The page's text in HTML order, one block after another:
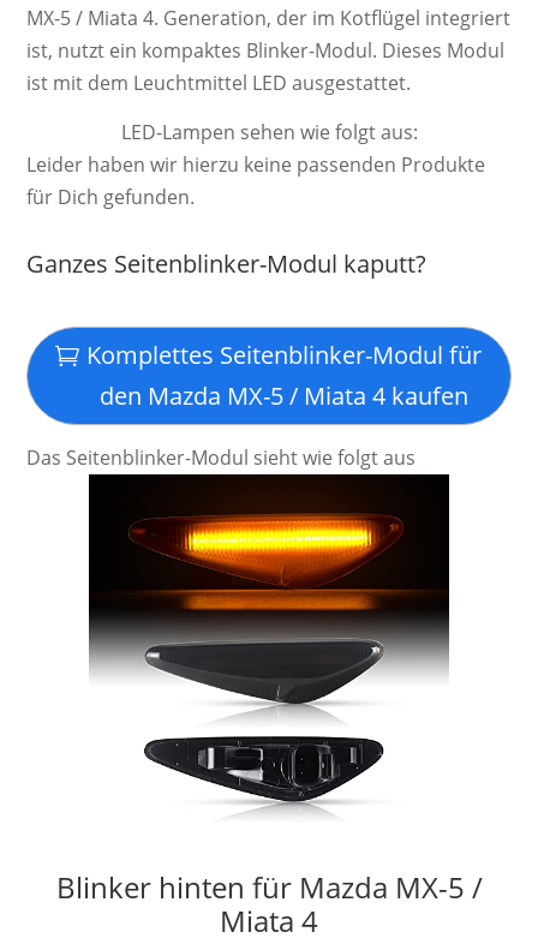
MX-5 / Miata 4. Ge­ne­ra­ti­on, der im Kot­flügel integriert
ist, nutzt ein kom­pak­tes Blinker-Modul. Die­ses Modul
ist mit dem Leucht­mittel LED aus­ge­stat­tet.
LED-Lampen sehen wie folgt aus:
Leider haben wir hierzu keine passenden Produkte
für Dich gefunden.
Ganzes Seitenblinker-Modul kaputt?
Komplettes Seitenblinker-Modul für
den Mazda MX-5 / Miata 4 kaufen
Das Seitenblinker-Modul sieht wie folgt aus
Blinker hinten für Mazda MX-5 /
Miata 4